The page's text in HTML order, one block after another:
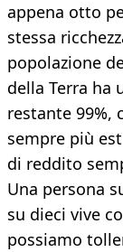
appena otto
stessa
popolazione
della Terra ha
restante 99%,
sempre più
di reddito
Una persona
su dieci vive
possiamo